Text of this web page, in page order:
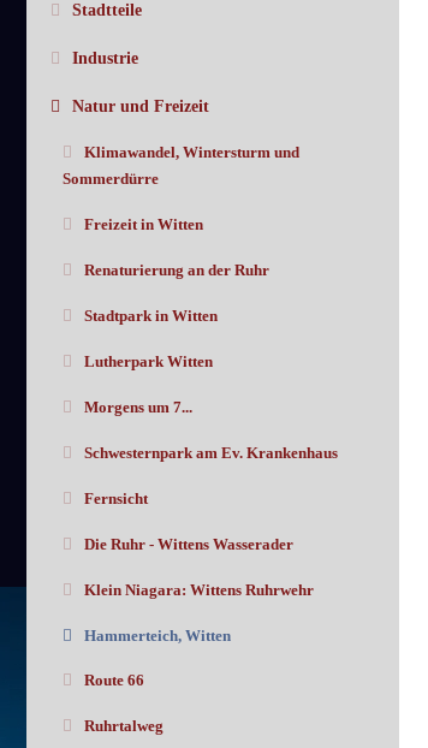
Stadtteile
Industrie
Natur und Freizeit
Klimawandel, Wintersturm und
Sommerdürre
Freizeit in Witten
Renaturierung an der Ruhr
Stadtpark in Witten
Lutherpark Witten
Morgens um 7...
Schwesternpark am Ev. Krankenhaus
Fernsicht
Die Ruhr - Wittens Wasserader
Klein Niagara: Wittens Ruhrwehr
Hammerteich, Witten
Route 66
Ruhrtalweg